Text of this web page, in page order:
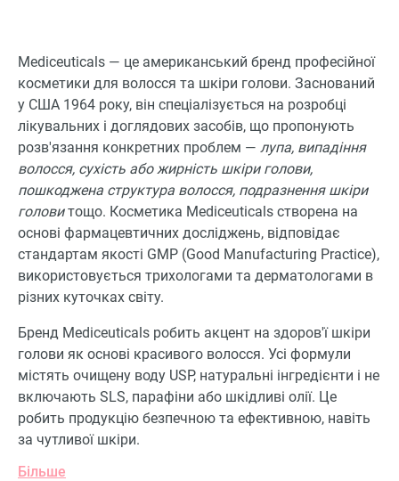
п'ятірки.
Mediceuticals — це американський бренд професійної
косметики для волосся та шкіри голови. Заснований
у США 1964 року, він спеціалізується на розробці
лікувальних і доглядових засобів, що пропонують
розв'язання конкретних проблем — лупа, випадіння
волосся, сухість або жирність шкіри голови,
пошкоджена структура волосся, подразнення шкіри
головитощо. Косметика Mediceuticals створена на
основі фармацевтичних досліджень, відповідає
стандартам якості GMP (Good Manufacturing Practice),
використовується трихологами та дерматологами в
різних куточках світу.
Бренд Mediceuticals робить акцент на здоров'ї шкіри
голови як основі красивого волосся. Усі формули
містять очищену воду USP, натуральні інгредієнти і не
включають SLS, парафіни або шкідливі олії. Це
робить продукцію безпечною та ефективною, навіть
за чутливої шкіри.
Більше